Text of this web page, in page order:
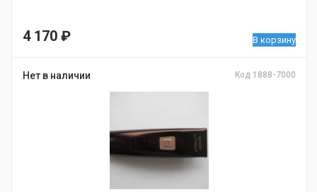
4 170 ₽ В корзину
Нет в наличии Код 1888-7000